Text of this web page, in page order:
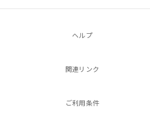
ヘルプ
関連リンク
ご利用条件